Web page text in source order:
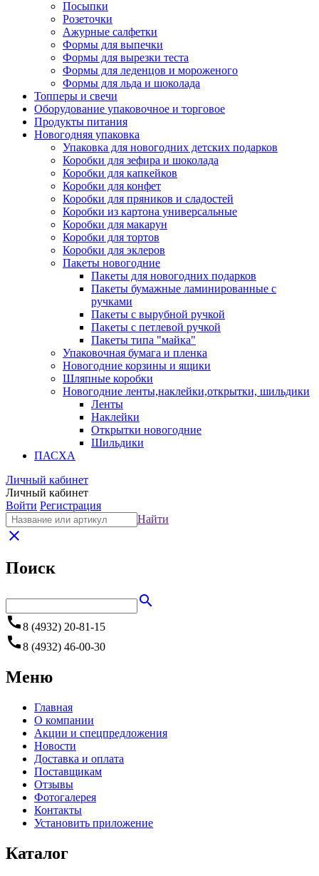
Посыпки
Розеточки
Ажурные салфетки
Формы для выпечки
Формы для вырезки теста
Формы для леденцов и мороженого
Формы для льда и шоколада
Топперы и свечи
Оборудование упаковочное и торговое
Продукты питания
Новогодняя упаковка
Упаковка для новогодних детских подарков
Коробки для зефира и шоколада
Коробки для капкейков
Коробки для конфет
Коробки для пряников и сладостей
Коробки из картона универсальные
Коробки для макарун
Коробки для тортов
Коробки для эклеров
Пакеты новогодние
Пакеты для новогодних подарков
Пакеты бумажные ламинированные с
ручками
Пакеты с вырубной ручкой
Пакеты с петлевой ручкой
Пакеты типа "майка"
Упаковочная бумага и пленка
Новогодние корзины и ящики
Шляпные коробки
Новогодние ленты,наклейки,открытки, шильдики
Ленты
Наклейки
Открытки новогодние
Шильдики
ПАСХА
Личный кабинет
Личный кабинет
Войти Регистрация
Найти
close
Поиск
search
call8 (4932) 20-81-15
call8 (4932) 46-00-30
Меню
Главная
О компании
Акции и спецпредложения
Новости
Доставка и оплата
Поставщикам
Отзывы
Фотогалерея
Контакты
Установить приложение
Каталог